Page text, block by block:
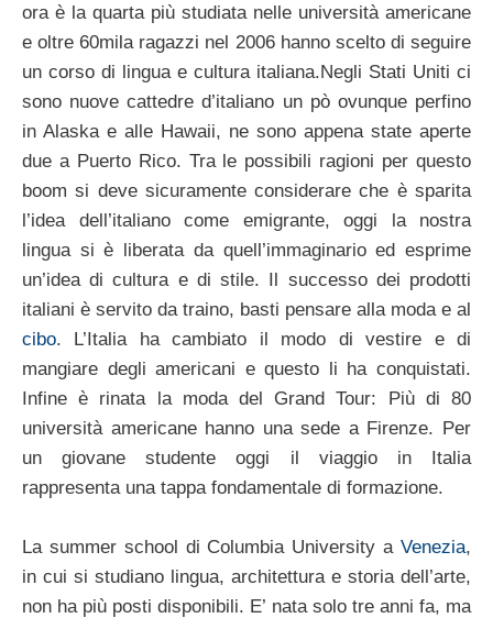
ora è la quarta più studiata nelle università americane
e oltre 60mila ragazzi nel 2006 hanno scelto di seguire
un corso di lingua e cultura italiana.Negli Stati Uniti ci
sono nuove cattedre d’italiano un pò ovunque perfino
in Alaska e alle Hawaii, ne sono appena state aperte
due a Puerto Rico. Tra le possibili ragioni per questo
boom si deve sicuramente considerare che è sparita
l’idea dell’italiano come emigrante, oggi la nostra
lingua si è liberata da quell’immaginario ed esprime
un’idea di cultura e di stile. Il successo dei prodotti
italiani è servito da traino, basti pensare alla moda e al
cibo. L’Italia ha cambiato il modo di vestire e di
mangiare degli americani e questo li ha conquistati.
Infine è rinata la moda del Grand Tour: Più di 80
università americane hanno una sede a Firenze. Per
un giovane studente oggi il viaggio in Italia
rappresenta una tappa fondamentale di formazione.
La summer school di Columbia University a Venezia,
in cui si studiano lingua, architettura e storia dell’arte,
non ha più posti disponibili. E’ nata solo tre anni fa, ma